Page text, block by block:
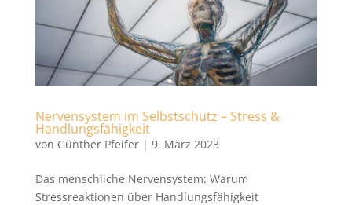
Nervensystem im Selbstschutz – Stress &
Handlungsfähigkeit
von Günther Pfeifer| 9, März 2023
Das menschliche Nervensystem: Warum
Stressreaktionen über Handlungsfähigkeit